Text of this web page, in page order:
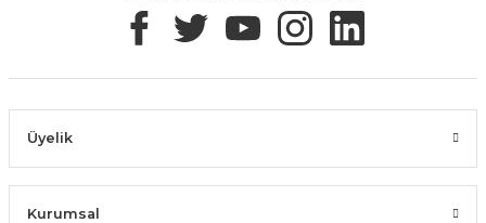
Üyelik
Kurumsal